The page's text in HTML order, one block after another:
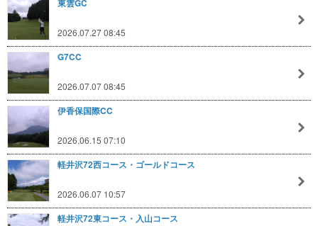
東雲GC
2026.07.27 08:45
G7CC
2026.07.07 08:45
伊香保国際CC
2026.06.15 07:10
軽井沢72西コース・ゴールドコース
2026.06.07 10:57
軽井沢72東コース・入山コース